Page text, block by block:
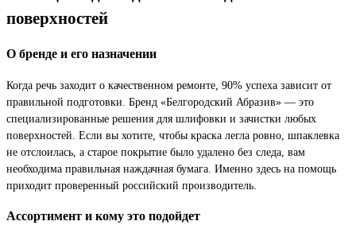
поверхностей
О бренде и его назначении
Когда речь заходит о качественном ремонте, 90% успеха зависит от
правильной подготовки. Бренд «Белгородский Абразив» — это
специализированные решения для шлифовки и зачистки любых
поверхностей. Если вы хотите, чтобы краска легла ровно, шпаклевка
не отслоилась, а старое покрытие было удалено без следа, вам
необходима правильная наждачная бумага. Именно здесь на помощь
приходит проверенный российский производитель.
Ассортимент и кому это подойдет